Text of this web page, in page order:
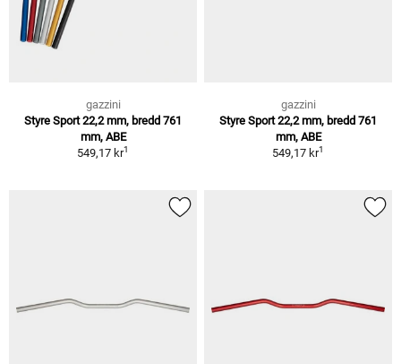
gazzini
Styre Sport 22,2 mm, bredd 761
mm, ABE
549,17 kr1
gazzini
Styre Sport 22,2 mm, bredd 761
mm, ABE
549,17 kr1